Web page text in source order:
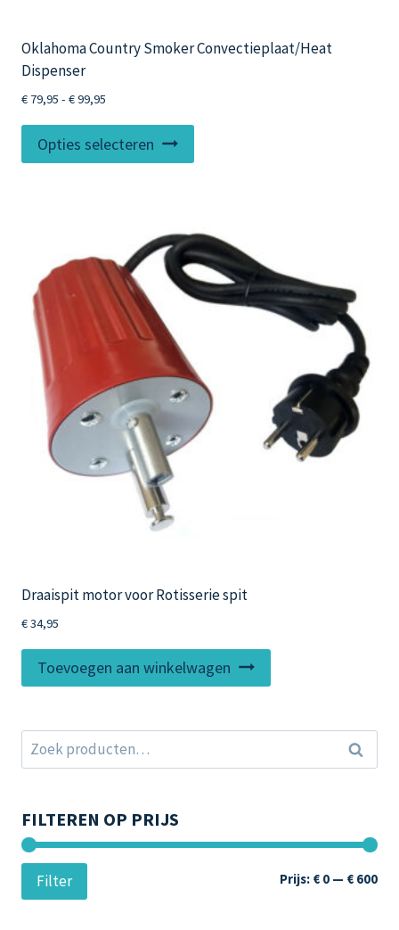
Oklahoma Country Smoker Convectieplaat/Heat
Dispenser
€ 79,95 - €99,95
tot
€ 99,95
Opties selecteren
product
variaties.
Deze
optie
kan
op
de
productpagina
Draaispit motor voor Rotisserie spit
€34,95
Toevoegen aan winkelwagen
Zoeken
naar:
Zoeken
FILTEREN OP PRIJS
Filter Prijs: € 0 — € 600